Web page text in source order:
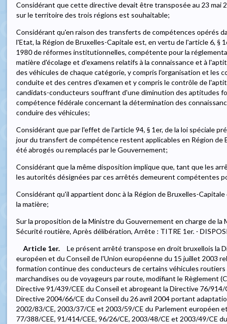
Considérant que cette directive devait être transposée au 23 mai
sur le territoire des trois régions est souhaitable;
Considérant qu'en raison des transferts de compétences opérés
l'Etat, la Région de Bruxelles-Capitale est, en vertu de l'article 6, §
1980 de réformes institutionnelles, compétente pour la
matière d'écolage et d'examens relatifs à la connaissance et à
des véhicules de chaque catégorie, y compris l'organisation et les
conduite et des centres d'examen et y compris le contrôle de
candidats-conducteurs souffrant d'une diminution des aptitudes
compétence fédérale concernant la détermination des
conduire des véhicules;
Considérant que par l'effet de l'article 94, § 1er, de la loi spéciale
jour du transfert de compétence restent applicables en Région de
été abrogés ou remplacés par le Gouvernement;
Considérant que la même disposition implique que, tant que les
les autorités désignées par ces arrêtés demeurent compétentes
Considérant qu'il appartient donc à la Région de Bruxelles-
la matière;
Sur la proposition de la Ministre du Gouvernement en charge de la
Sécurité routière, Après délibération, Arrête : TITRE 1er. -
Article 1er.
Le présent arrêté transpose en droit bruxellois la
européen et du Conseil de l'Union européenne du 15 juillet 2003
formation continue des conducteurs de certains véhicules
marchandises ou de voyageurs par route, modifiant le Règlement
Directive 91/439/CEE du Conseil et abrogeant la Directive 76/914/
Directive 2004/66/CE du Conseil du 26 avril 2004 portant
2002/83/CE, 2003/37/CE et 2003/59/CE du Parlement européen
77/388/CEE, 91/414/CEE, 96/26/CE, 2003/48/CE et 2003/49/CE